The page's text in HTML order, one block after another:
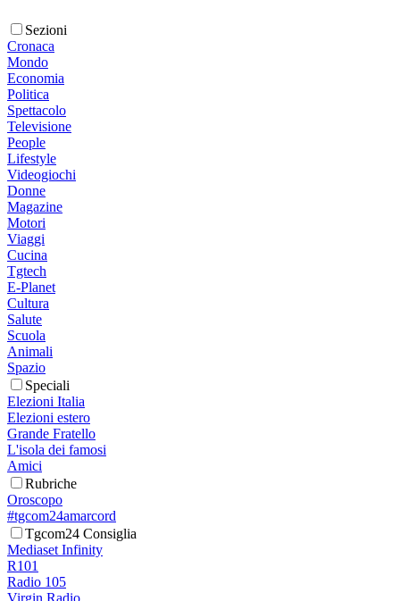
Sezioni
Cronaca
Mondo
Economia
Politica
Spettacolo
Televisione
People
Lifestyle
Videogiochi
Donne
Magazine
Motori
Viaggi
Cucina
Tgtech
E-Planet
Cultura
Salute
Scuola
Animali
Spazio
Speciali
Elezioni Italia
Elezioni estero
Grande Fratello
L'isola dei famosi
Amici
Rubriche
Oroscopo
#tgcom24amarcord
Tgcom24 Consiglia
Mediaset Infinity
R101
Radio 105